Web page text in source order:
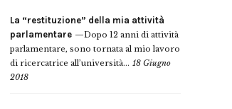
La “restituzione” della mia attività
parlamentare
Dopo 12 anni di attività
parlamentare, sono tornata al mio lavoro
di ricercatrice all’università... 18 Giugno
2018